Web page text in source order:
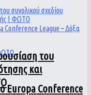
Europa Conference
του
και